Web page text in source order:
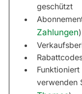
geschützt
Zahlungen)
verwenden